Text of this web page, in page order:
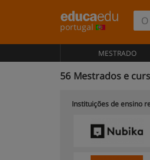
portugal
MESTRADO
56 Mestrados e
Instituições de ensino